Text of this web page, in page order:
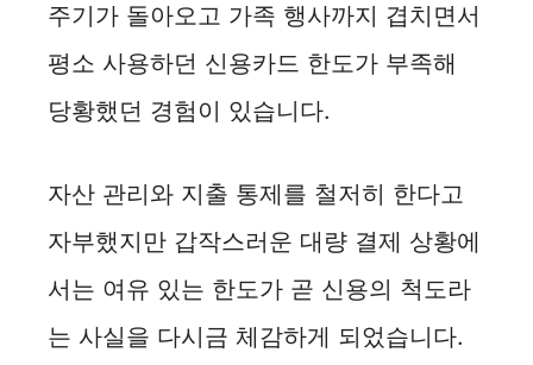
주기가 돌아오고 가족 행사까지 겹치면서
평소 사용하던 신용카드 한도가 부족해
당황했던 경험이 있습니다.
자산 관리와 지출 통제를 철저히 한다고
자부했지만 갑작스러운 대량 결제 상황에
서는 여유 있는 한도가 곧 신용의 척도라
는 사실을 다시금 체감하게 되었습니다.